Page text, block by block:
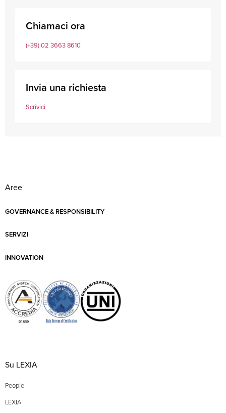
Chiamaci ora
(+39) 02 3663 8610
Invia una richiesta
Scrivici
Aree
GOVERNANCE & RESPONSIBILITY
SERVIZI
INNOVATION
Su LEXIA
People
LEXIA